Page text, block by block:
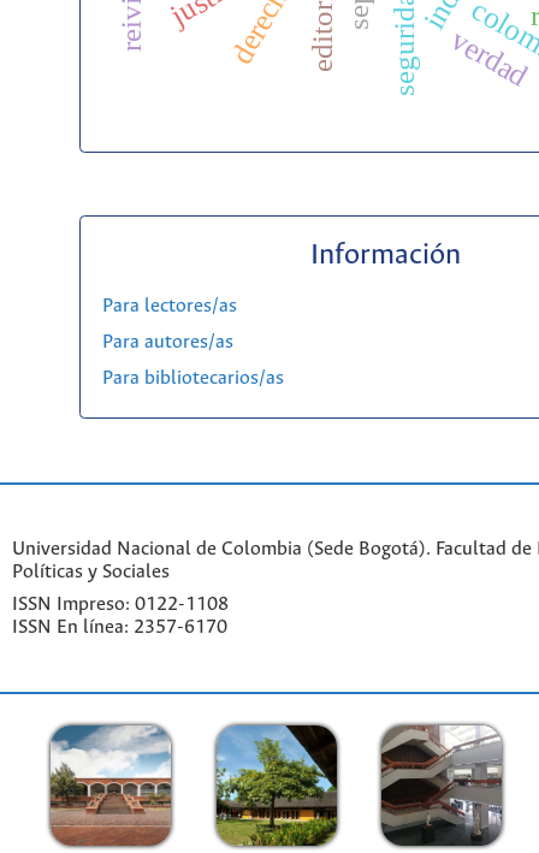
editorial verdad
Información
Para lectores/as
Para autores/as
Para bibliotecarios/as
Universidad Nacional de Colombia (Sede Bogotá). Facultad de
Políticas y Sociales
ISSN Impreso: 0122-1108
ISSN En línea: 2357-6170